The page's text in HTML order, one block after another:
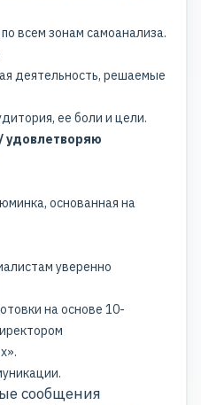
всем зонам самоанализа.
деятельность, решаемые
ее боли и цели.
удовлетворяю
основанная на
уверенно
на основе 10-
сообщения